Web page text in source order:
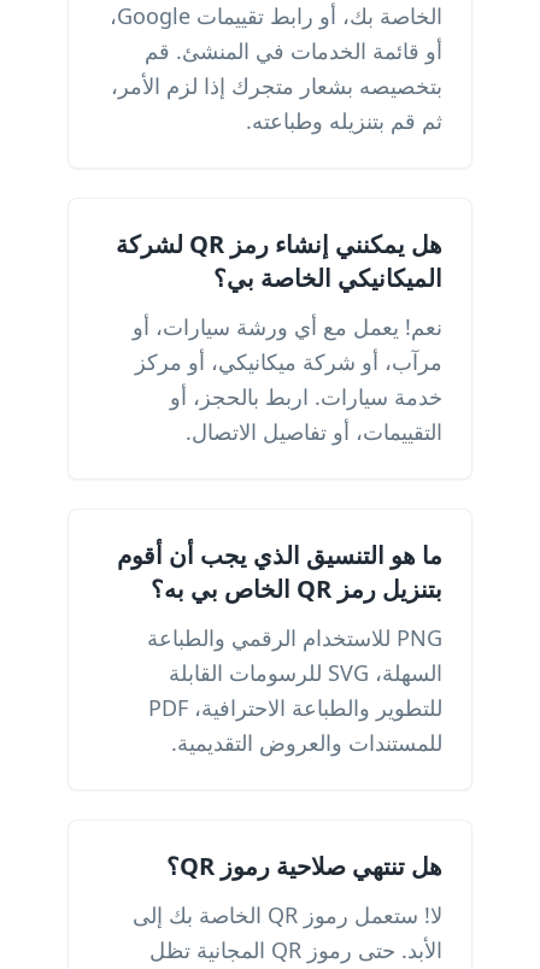
الخاصة بك، أو رابط تقييمات Google،
أو قائمة الخدمات في المنشئ. قم
بتخصيصه بشعار متجرك إذا لزم الأمر،
ثم قم بتنزيله وطباعته.
هل يمكنني إنشاء رمز QR لشركة
الميكانيكي الخاصة بي؟
نعم! يعمل مع أي ورشة سيارات، أو
مرآب، أو شركة ميكانيكي، أو مركز
خدمة سيارات. اربط بالحجز، أو
التقييمات، أو تفاصيل الاتصال.
ما هو التنسيق الذي يجب أن أقوم
بتنزيل رمز QR الخاص بي به؟
PNG للاستخدام الرقمي والطباعة
السهلة، SVG للرسومات القابلة
للتطوير والطباعة الاحترافية، PDF
للمستندات والعروض التقديمية.
هل تنتهي صلاحية رموز QR؟
لا! ستعمل رموز QR الخاصة بك إلى
الأبد. حتى رموز QR المجانية تظل